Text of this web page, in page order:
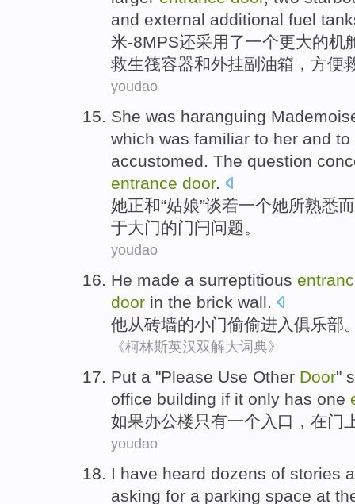
and external additional fuel
米-8MPS还采用了一个更大的机
救生筏容器和外挂副油箱，方便
youdao
She was haranguing
which was familiar to her and to
accustomed. The question
entrance door.
她正和“姑娘”谈着一个她所熟悉而
于大门的门闩问题。
youdao
He made a surreptitious
door in the brick wall.
他从砖墙的小门偷偷进入俱乐部
《柯林斯英汉双解大词典》
Put a "Please Use Other Door"
office building if it only has one
如果办公楼只有一个 入口 ，在门
youdao
I have heard dozens of stories
asking for a parking space at